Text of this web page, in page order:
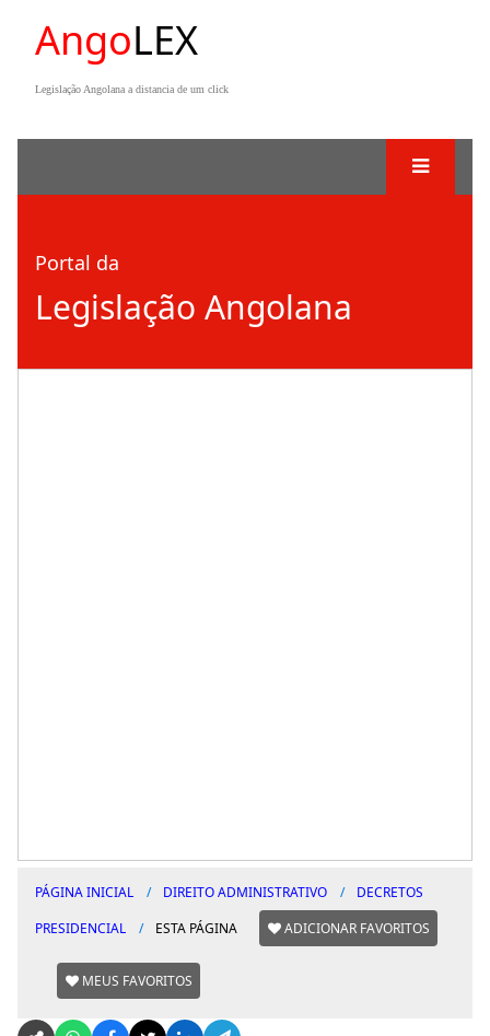
AngoLEX
Legislação Angolana a distancia de um click
Portal da
Legislação Angolana
PÁGINA INICIAL DIREITO ADMINISTRATIVO
DECRETOS
PRESIDENCIAL
ESTA PÁGINA ADICIONAR FAVORITOS
MEUS FAVORITOS